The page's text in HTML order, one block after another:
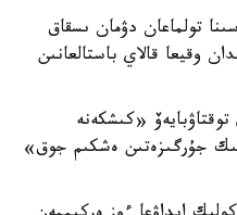
تولماعان دۋمان ىسقاق
وقيعا قالاي باستالعانىن
«كىشكەنە
جۇرگىزەتىن ەشكىم جوق»